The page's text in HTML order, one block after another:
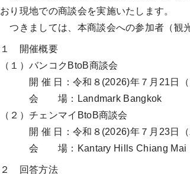
おり現地での商談会を実施いたします。
つきましては、本商談会への参加者（観
１ 開催概要
（１）バンコクBtoB商談会
開 催 日：令和８(2026)年７月21日（
会 場：Landmark Bangkok
（２）チェンマイBtoB商談会
開 催 日：令和８(2026)年７月23日（
会 場：Kantary Hills Chiang Mai
２ 回答方法